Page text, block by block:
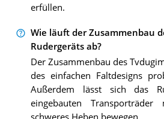
erfüllen.
Wie läuft der Zusammenbau
Rudergeräts ab?
Der Zusammenbau des
des einfachen Faltdesigns
Außerdem lässt sich das
eingebauten
schweres Heben bewegen.